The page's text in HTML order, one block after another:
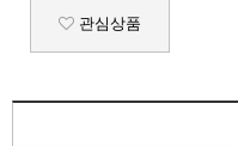
관심상품